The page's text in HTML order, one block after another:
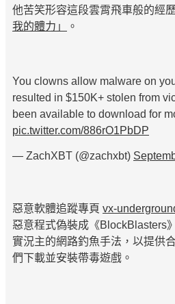
他苦笑形容這段雲霄飛車般的經歷
我的體力」
。
You clowns allow malware on
resulted in $150K+ stolen from
been available to download for
pic.twitter.com/886rO1PbDP
— ZachXBT (@zachxbt)
惡意軟體追蹤專頁 vx-
惡意程式偽裝成《BlockBlasters
實況主的網路釣魚手法，以提供
們下載並安裝帶毒遊戲。